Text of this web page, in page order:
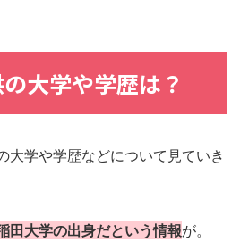
の大学や学歴は？
大学や学歴などについて見ていき
田大学の出身だという情報が。